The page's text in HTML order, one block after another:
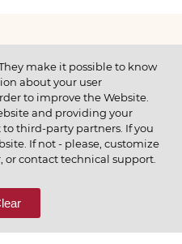
make it possible to know
about your user
to improve the Website.
and providing your
third-party partners. If you
If not - please, customize
or contact technical support.